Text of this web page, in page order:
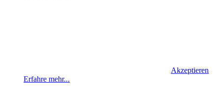
Akzeptieren
Erfahre mehr...